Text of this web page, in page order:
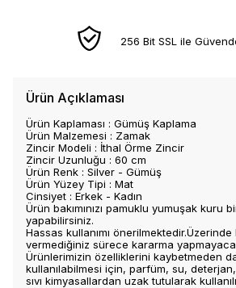
256 Bit SSL ile
Ürün Açıklaması
Ürün Kaplaması : Gümüş Kaplama
Ürün Malzemesi : Zamak
Zincir Modeli : İthal Örme Zincir
Zincir Uzunluğu : 60 cm
Ürün Renk : Silver - Gümüş
Ürün Yüzey Tipi : Mat
Cinsiyet : Erkek - Kadın
Ürün bakımınızı pamuklu yumuşak kuru
yapabilirsiniz.
Hassas kullanımı
vermediğiniz sürece kararma
Ürünlerimizin özelliklerini kaybetmeden
kullanılabilmesi için, parfüm, su,
sıvı kimyasallardan uzak tutularak